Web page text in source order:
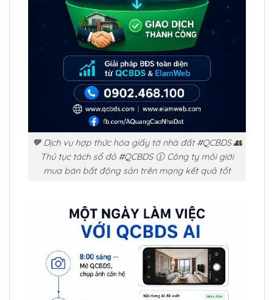
🧡 Dịch vụ hợp thức hóa giấy tờ nhà đất #QCBDS 👥
Thủ tục tách sổ đỏ #QCBDS 🕧 Công ty môi giới
mua bán bất động sản trên mạng kết quả tốt